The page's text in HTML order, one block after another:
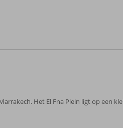
Het El Fna Plein ligt op een